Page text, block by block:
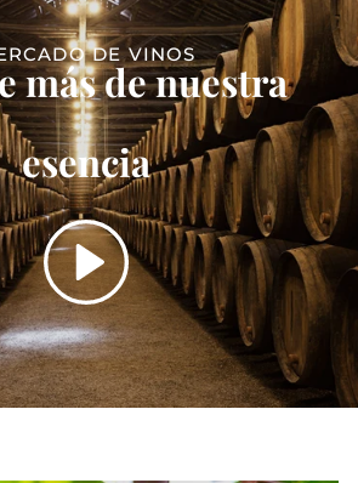
DE VINOS
más de nuestra
esencia